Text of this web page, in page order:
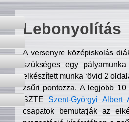
Lebonyolítás
A versenyre középiskolás
szükséges egy
elkészített munka rövid 2
zsűri pontozza. A legjobb
SZTE Szent-Györgyi Albert
csapatok bemutatják az